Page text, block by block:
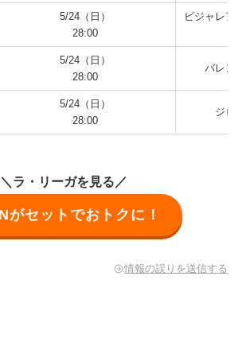
5/24（日）
28:00
ビジャレア
5/24（日）
28:00
バレン
5/24（日）
28:00
ジロ
＼ラ・リーガを見る／
がセットでおトクに！
情報の誤りを送信する